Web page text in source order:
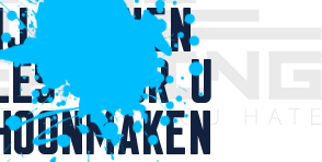
KUNNEN
VOOR U